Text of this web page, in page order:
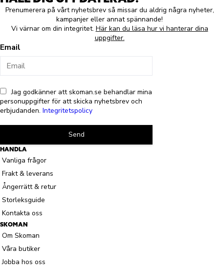
Prenumerera på vårt nyhetsbrev så missar du aldrig några nyheter,
kampanjer eller annat spännande!
Vi värnar om din integritet. Här kan du läsa hur vi hanterar dina
uppgifter.
Email
Jag godkänner att skoman.se behandlar mina
personuppgifter för att skicka nyhetsbrev och
erbjudanden. Integritetspolicy
Send
HANDLA
Vanliga frågor
Frakt & leverans
Ångerrätt & retur
Storleksguide
Kontakta oss
SKOMAN
Om Skoman
Våra butiker
Jobba hos oss